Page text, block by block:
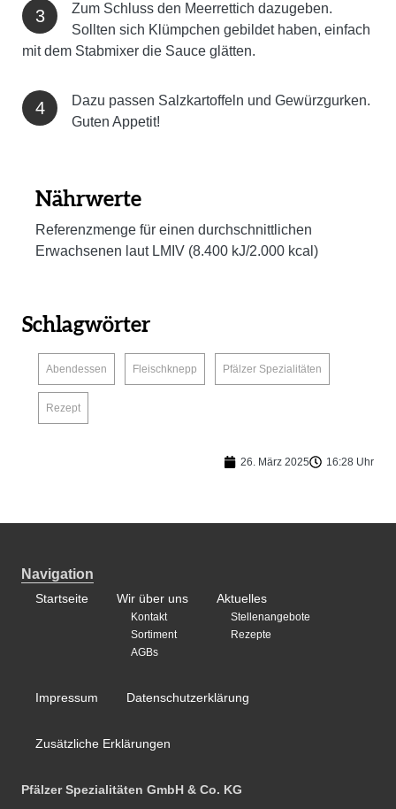
Zum Schluss den Meerrettich dazugeben.
Sollten sich Klümpchen gebildet haben, einfach
mit dem Stabmixer die Sauce glätten.
Dazu passen Salzkartoffeln und Gewürzgurken.
Guten Appetit!
Nährwerte
Referenzmenge für einen durchschnittlichen
Erwachsenen laut LMIV (8.400 kJ/2.000 kcal)
Schlagwörter
Abendessen
Fleischknepp
Pfälzer Spezialitäten
Rezept
26. März 2025 16:28 Uhr
Navigation
Startseite Wir über uns
Kontakt
Sortiment
AGBs
Aktuelles
Stellenangebote
Rezepte
Impressum Datenschutzerklärung
Zusätzliche Erklärungen
Pfälzer Spezialitäten GmbH & Co. KG